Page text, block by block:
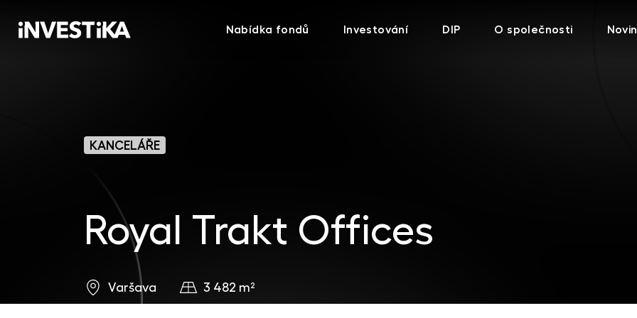
Nabídka fondů Investování DIP O společnosti
KANCELÁŘE
Royal Trakt Offices
Varšava 3 482 m²